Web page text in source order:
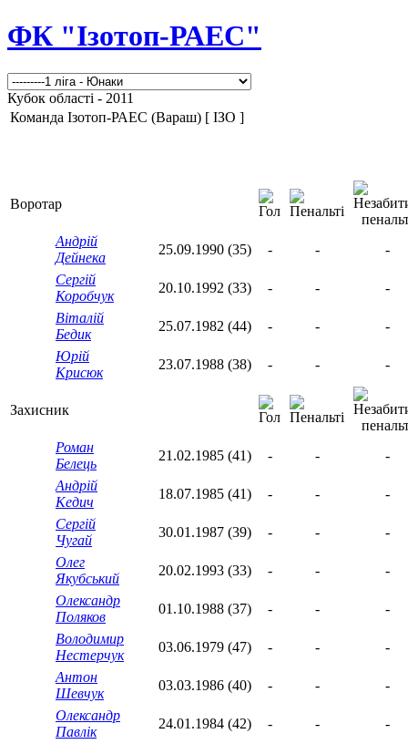
ФК "Ізотоп-РАЕС"
Кубок області - 2011
Команда Ізотоп-РАЕС (Вараш) [ ІЗО ]
Воротар
Андрій
Дейнека
25.09.1990 (35) - -
-
Сергій
Коробчук
20.10.1992 (33) - -
-
Віталій
Бедик
25.07.1982 (44) - -
-
Юрій
Крисюк
23.07.1988 (38) - - -
Захисник
Роман
Белець
21.02.1985 (41) - -
-
Андрій
Кедич
18.07.1985 (41) - -
-
Сергій
Чугай
30.01.1987 (39) - -
-
Олег
Якубський
20.02.1993 (33) - -
-
Олександр
Поляков
01.10.1988 (37) - -
-
Володимир
Нестерчук
03.06.1979 (47) - -
-
Антон
Шевчук
03.03.1986 (40) - -
-
Олександр
Павлік
24.01.1984 (42) - -
-